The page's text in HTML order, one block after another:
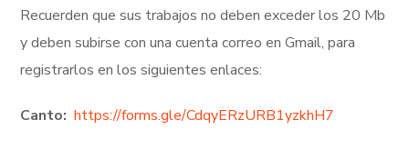
Recuerden que sus trabajos no deben exceder los 20 Mb
y deben subirse con una cuenta correo en Gmail, para
registrarlos en los siguientes enlaces:
Canto: https://forms.gle/CdqyERzURB1yzkhH7